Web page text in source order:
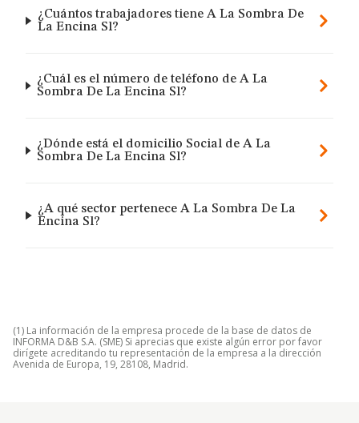
¿Cuántos trabajadores tiene A La Sombra De
La Encina Sl?
¿Cuál es el número de teléfono de A La
Sombra De La Encina Sl?
¿Dónde está el domicilio Social de A La
Sombra De La Encina Sl?
¿A qué sector pertenece A La Sombra De La
Encina Sl?
(1) La información de la empresa procede de la base de datos de
INFORMA D&B S.A. (SME) Si aprecias que existe algún error por favor
dirígete acreditando tu representación de la empresa a la dirección
Avenida de Europa, 19, 28108, Madrid.